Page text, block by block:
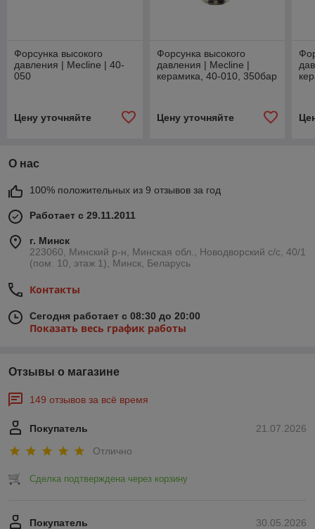
Форсунка высокого
давления | Mecline | 40-
050
Цену уточняйте
Форсунка высокого
давления | Mecline |
керамика, 40-010, 350бар
Цену уточняйте
О нас
100% положительных из 9 отзывов за год
Работает с 29.11.2011
г. Минск
223060, Минский р-н, Минская обл., Новодворский с/с, 40/1
(пом. 10, этаж 1), Минск, Беларусь
Контакты
Сегодня работает с 08:30 до 20:00
Показать весь график работы
Отзывы о магазине
149 отзывов за всё время
21.07.2026
Покупатель
Отлично
Сделка подтверждена через корзину
30.05.2026
Покупатель